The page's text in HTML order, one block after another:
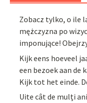
Zobacz tylko, o ile
mężczyzna po
imponujące!
Kijk eens hoeveel
een bezoek aan de
Kijk tot het einde.
Uite cât de mulți